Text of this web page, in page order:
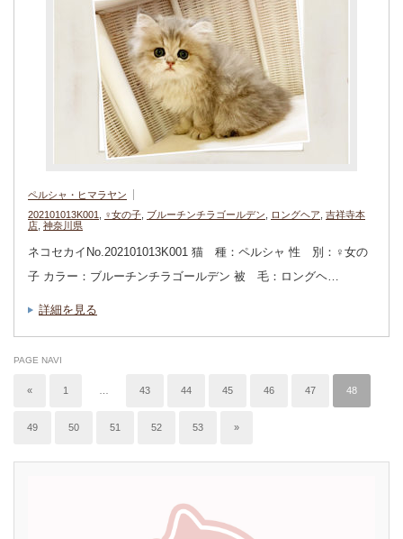
ペルシャ・ヒマラヤン
202101013K001
♀女の子 ブルーチンチラゴールデン ロングヘア 吉祥寺本
店 神奈川県
ネコセカイNo.202101013K001 猫 種：ペルシャ 性 別：♀女の
子 カラー：ブルーチンチラゴールデン 被 毛：ロングヘ…
詳細を見る
PAGE NAVI
« 1 43 44 45 46 47 48
49 50 51 52 53 »